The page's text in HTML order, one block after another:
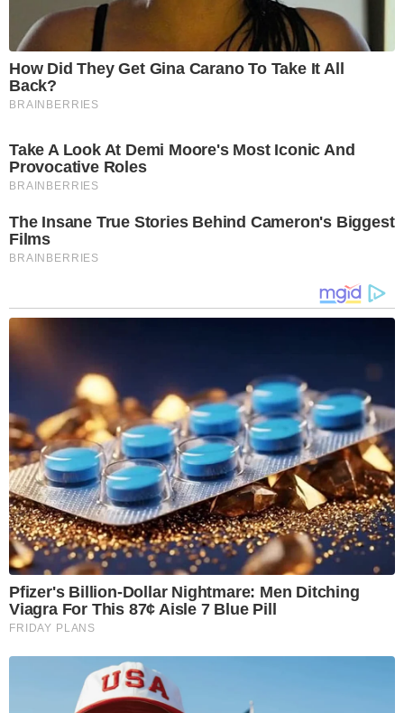
How Did They Get Gina Carano To Take It All
Back?
BRAINBERRIES
Take A Look At Demi Moore's Most Iconic And
Provocative Roles
BRAINBERRIES
The Insane True Stories Behind Cameron's Biggest
Films
BRAINBERRIES
Pfizer's Billion-Dollar Nightmare: Men Ditching
Viagra For This 87¢ Aisle 7 Blue Pill
FRIDAY PLANS